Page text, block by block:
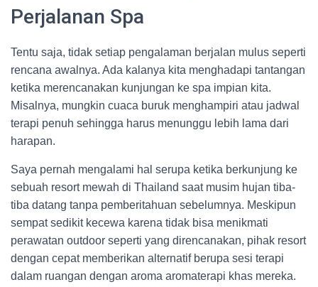
Perjalanan Spa
Tentu saja, tidak setiap pengalaman berjalan mulus seperti
rencana awalnya. Ada kalanya kita menghadapi tantangan
ketika merencanakan kunjungan ke spa impian kita.
Misalnya, mungkin cuaca buruk menghampiri atau jadwal
terapi penuh sehingga harus menunggu lebih lama dari
harapan.
Saya pernah mengalami hal serupa ketika berkunjung ke
sebuah resort mewah di Thailand saat musim hujan tiba-
tiba datang tanpa pemberitahuan sebelumnya. Meskipun
sempat sedikit kecewa karena tidak bisa menikmati
perawatan outdoor seperti yang direncanakan, pihak resort
dengan cepat memberikan alternatif berupa sesi terapi
dalam ruangan dengan aroma aromaterapi khas mereka.